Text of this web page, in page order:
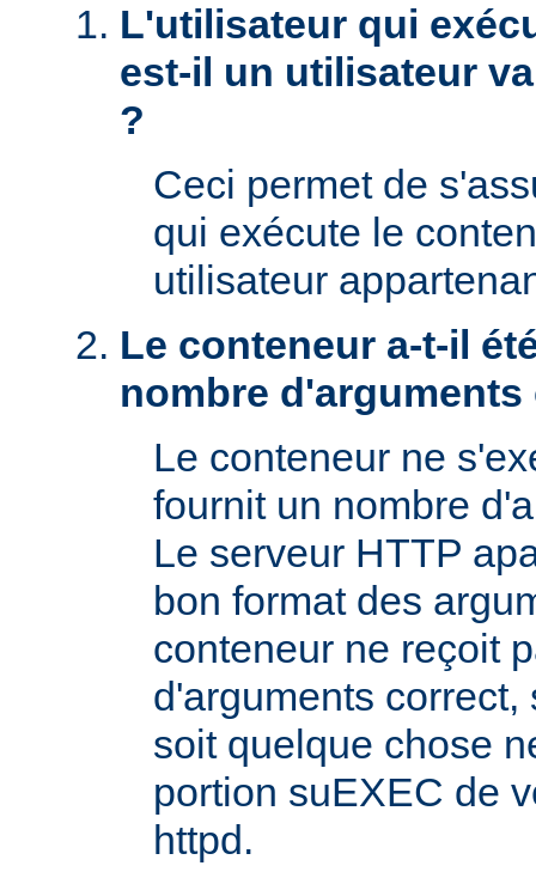
L'utilisateur qui
est-il un utilisateur
?
Ceci permet de
qui exécute le
utilisateur
Le conteneur a-t-il
nombre
Le conteneur ne
fournit un nombre
Le serveur HTTP
bon format des
conteneur ne reçoit
d'arguments
soit quelque chose
portion suEXEC de
httpd.